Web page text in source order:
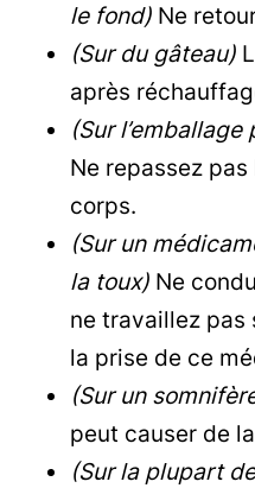
le fond) Ne
(Sur du gâteau)
après
(Sur
Ne repassez
corps.
(Sur un
la toux) Ne
ne travaillez pas
la prise de ce
(Sur un
peut causer de
(Sur la plupart